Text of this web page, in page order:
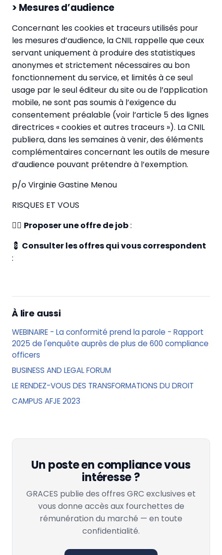
> Mesures d’audience
Concernant les cookies et traceurs utilisés pour
les mesures d’audience, la CNIL rappelle que ceux
servant uniquement à produire des statistiques
anonymes et strictement nécessaires au bon
fonctionnement du service, et limités à ce seul
usage par le seul éditeur du site ou de l’application
mobile, ne sont pas soumis à l’exigence du
consentement préalable (voir l’article 5 des lignes
directrices « cookies et autres traceurs »). La CNIL
publiera, dans les semaines à venir, des éléments
complémentaires concernant les outils de mesure
d’audience pouvant prétendre à l’exemption.
p/o Virginie Gastine Menou
RISQUES ET VOUS
✍🏼 Proposer une offre de job:
💈 Consulter les offres qui vous correspondent
:
À lire aussi
WEBINAIRE - La conformité prend la parole - Rapport
2025 de l'enquête auprès de plus de 600 compliance
officers
BUSINESS AND LEGAL FORUM
LE RENDEZ-VOUS DES TRANSFORMATIONS DU DROIT
CAMPUS AFJE 2023
Un poste en compliance vous
intéresse ?
GRACES publie des offres GRC exclusives et
vous donne accès aux fourchettes de
rémunération du marché — en toute
confidentialité.